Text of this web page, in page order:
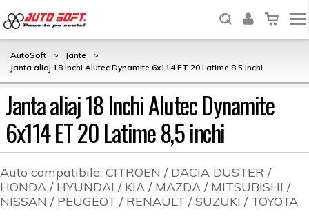
AutoSoft > Jante
>
Janta aliaj 18 Inchi Alutec Dynamite 6x114 ET 20 Latime 8,5 inchi
Janta aliaj 18 Inchi Alutec Dynamite
6x114 ET 20 Latime 8,5 inchi
Auto compatibile: CITROEN / DACIA DUSTER /
HONDA / HYUNDAI / KIA / MAZDA / MITSUBISHI /
NISSAN / PEUGEOT / RENAULT / SUZUKI / TOYOTA